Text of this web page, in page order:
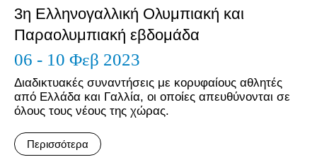
3η Ελληνογαλλική Ολυμπιακή και
Παραολυμπιακή εβδομάδα
06 - 10 Φεβ 2023
Διαδικτυακές συναντήσεις με κορυφαίους αθλητές
από Ελλάδα και Γαλλία, οι οποίες απευθύνονται σε
όλους τους νέους της χώρας.
Περισσότερα